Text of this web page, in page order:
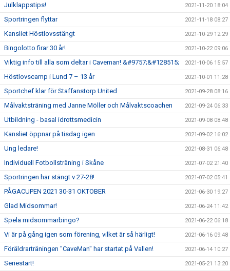
Julklappstips! 2021-11-20 18:04
Sportringen flyttar 2021-11-18 08:27
Kansliet Höstlovsstängt 2021-10-29 12:29
Bingolotto firar 30 år! 2021-10-22 09:06
Viktig info till alla som deltar i Caveman! &#9757;&#128515; 2021-10-06 15:57
Höstlovscamp i Lund 7 – 13 år 2021-10-01 11:28
Sportchef klar för Staffanstorp United 2021-09-28 08:16
Målvaktsträning med Janne Möller och Målvaktscoachen 2021-09-24 06:33
Utbildning - basal idrottsmedicin 2021-09-08 08:48
Kansliet öppnar på tisdag igen 2021-09-02 16:02
Ung ledare! 2021-08-31 06:48
Individuell Fotbollsträning i Skåne 2021-07-02 21:40
Sportringen har stängt v 27-28! 2021-07-02 05:41
PÅGACUPEN 2021 30-31 OKTOBER 2021-06-30 19:27
Glad Midsommar! 2021-06-24 11:42
Spela midsommarbingo? 2021-06-22 06:18
Vi är på gång igen som förening, vilket är så härligt! 2021-06-16 09:48
Föräldrarträningen "CaveMan" har startat på Vallen! 2021-06-14 10:27
Seriestart! 2021-05-21 13:20